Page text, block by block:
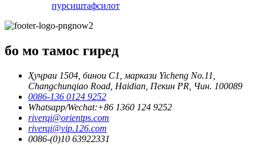
пурсиштафсилот
бо мо тамос гиред
Ҳуҷраи 1504, бинои C1, маркази Yicheng No.11,
Changchunqiao Road, Haidian, Пекин PR, Чин. 100089
0086-136 0124 9252
Whatsapp/Wechat:+86 1360 124 9252
riverqi@orientps.com
riverqi@vip.126.com
0086-(0)10 63922331